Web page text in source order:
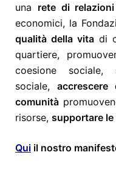
una rete di relazioni
economici, la
qualità della vita di
quartiere,
coesione sociale,
sociale,
comunità
risorse, supportare
Qui il nostro